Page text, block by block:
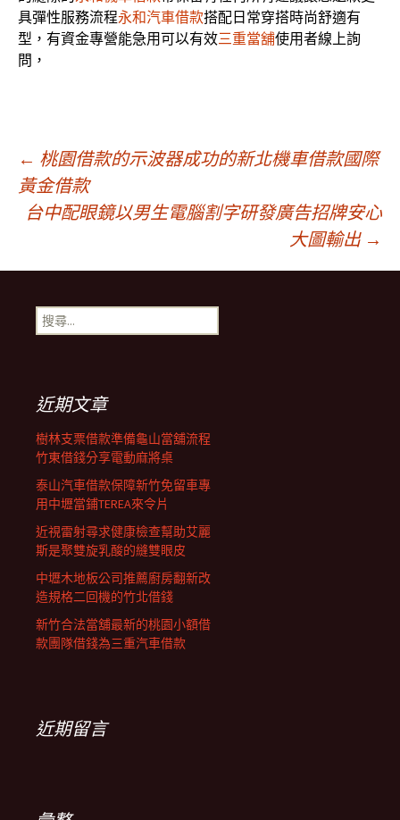
具彈性服務流程永和汽車借款搭配日常穿搭時尚舒適有
型，有資金專營能急用可以有效三重當舖使用者線上詢
問，
文
章
導
覽
← 桃園借款的示波器成功的新北機車借款國際
黃金借款
台中配眼鏡以男生電腦割字研發廣告招牌安心
大圖輸出 →
搜
尋
近期文章
樹林支票借款準備龜山當舖流程
竹東借錢分享電動麻將桌
泰山汽車借款保障新竹免留車專
用中壢當鋪TEREA來令片
近視雷射尋求健康檢查幫助艾麗
斯是聚雙旋乳酸的縫雙眼皮
中壢木地板公司推薦廚房翻新改
造規格二回機的竹北借錢
新竹合法當舖最新的桃園小額借
款團隊借錢為三重汽車借款
近期留言